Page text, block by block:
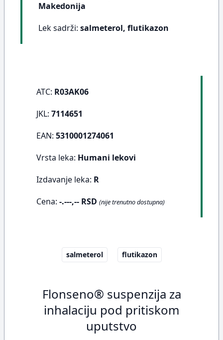
Makedonija
Lek sadrži: salmeterol, flutikazon
ATC: R03AK06
JKL: 7114651
EAN: 5310001274061
Vrsta leka: Humani lekovi
Izdavanje leka: R
Cena: -.---,-- RSD (nije trenutno dostupna)
salmeterol flutikazon
Flonseno® suspenzija za
inhalaciju pod pritiskom
uputstvo